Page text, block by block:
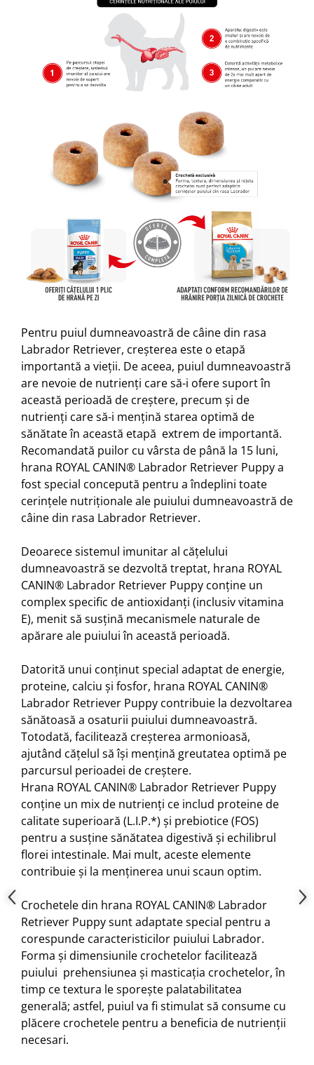
Pentru puiul dumneavoastră de câine din rasa
Labrador Retriever, creșterea este o etapă
importantă a vieții. De aceea, puiul dumneavoastră
are nevoie de nutrienți care să-i ofere suport în
această perioadă de creștere, precum și de
nutrienți care să-i mențină starea optimă de
sănătate în această etapă extrem de importantă.
Recomandată puilor cu vârsta de până la 15 luni,
hrana ROYAL CANIN® Labrador Retriever Puppy a
fost special concepută pentru a îndeplini toate
cerințele nutriționale ale puiului dumneavoastră de
câine din rasa Labrador Retriever.
Deoarece sistemul imunitar al cățelului
dumneavoastră se dezvoltă treptat, hrana ROYAL
CANIN® Labrador Retriever Puppy conține un
complex specific de antioxidanți (inclusiv vitamina
E), menit să susțină mecanismele naturale de
apărare ale puiului în această perioadă.
Datorită unui conținut special adaptat de energie,
proteine, calciu și fosfor, hrana ROYAL CANIN®
Labrador Retriever Puppy contribuie la dezvoltarea
sănătoasă a osaturii puiului dumneavoastră.
Totodată, facilitează creșterea armonioasă,
ajutând cățelul să își mențină greutatea optimă pe
parcursul perioadei de creștere.
Hrana ROYAL CANIN® Labrador Retriever Puppy
conține un mix de nutrienți ce includ proteine de
calitate superioară (L.I.P.*) și prebiotice (FOS)
pentru a susține sănătatea digestivă și echilibrul
florei intestinale. Mai mult, aceste elemente
contribuie și la menținerea unui scaun optim.
Crochetele din hrana ROYAL CANIN® Labrador
Retriever Puppy sunt adaptate special pentru a
corespunde caracteristicilor puiului Labrador.
Forma și dimensiunile crochetelor facilitează
puiului prehensiunea și masticația crochetelor, în
timp ce textura le sporește palatabilitatea
generală; astfel, puiul va fi stimulat să consume cu
plăcere crochetele pentru a beneficia de nutrienții
necesari.